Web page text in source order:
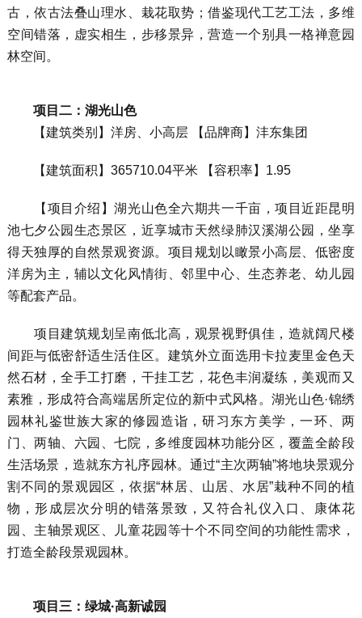
古，依古法叠山理水、栽花取势；借鉴现代工艺工法，多维
空间错落，虚实相生，步移景异，营造一个别具一格禅意园
林空间。
项目二：湖光山色
【建筑类别】洋房、小高层 【品牌商】沣东集团
【建筑面积】365710.04平米 【容积率】1.95
【项目介绍】湖光山色全六期共一千亩，项目近距昆明
池七夕公园生态景区，近享城市天然绿肺汉溪湖公园，坐享
得天独厚的自然景观资源。项目规划以瞰景小高层、低密度
洋房为主，辅以文化风情街、邻里中心、生态养老、幼儿园
等配套产品。
项目建筑规划呈南低北高，观景视野俱佳，造就阔尺楼
间距与低密舒适生活住区。建筑外立面选用卡拉麦里金色天
然石材，全手工打磨，干挂工艺，花色丰润凝练，美观而又
素雅，形成符合高端居所定位的新中式风格。湖光山色·锦绣
园林礼鉴世族大家的修园造诣，研习东方美学，一环、两
门、两轴、六园、七院，多维度园林功能分区，覆盖全龄段
生活场景，造就东方礼序园林。通过“主次两轴”将地块景观分
割不同的景观园区，依据“林居、山居、水居”栽种不同的植
物，形成层次分明的错落景致，又符合礼仪入口、康体花
园、主轴景观区、儿童花园等十个不同空间的功能性需求，
打造全龄段景观园林。
项目三：绿城·高新诚园